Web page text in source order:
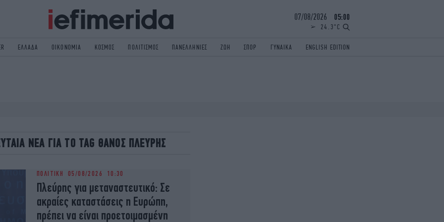
07/08/2026 05:00
24.3°C
ΕΛΛΑΔΑ ΟΙΚΟΝΟΜΙΑ ΚΟΣΜΟΣ ΠΟΛΙΤΙΣΜΟΣ ΠΑΝΕΛΛΗΝΙΕΣ ΖΩΗ ΣΠΟΡ ΓΥΝΑΙΚΑ ENGLISH EDITION
PODCAST
MEDIA
ΝΕΑ ΓΙΑ ΤΟ TAG ΘΑΝΟΣ ΠΛΕΥΡΗΣ
ΠΟΛΙΤΙΚΗ 05/08/2026 10:30
Πλεύρης για μεταναστευτικό: Σε
ακραίες καταστάσεις η Ευρώπη,
πρέπει να είναι προετοιμασμένη